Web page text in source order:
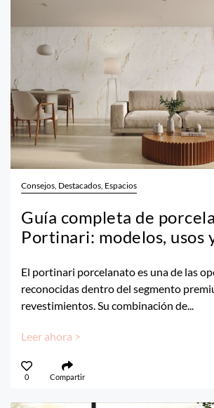
Consejos, Destacados, Espacios
Guía completa de
Portinari: modelos, usos
El portinari porcelanato es una de las
reconocidas dentro del segmento
revestimientos. Su combinación de...
Leer ahora >
0 Compartir